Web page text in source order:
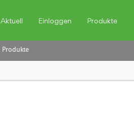
Aktuell Einloggen Produkte
Produkte